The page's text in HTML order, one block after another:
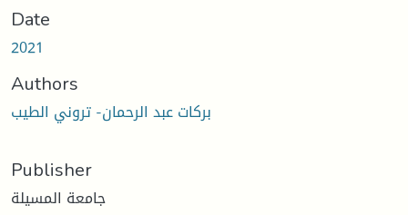
Date
2021
Authors
بركات عبد الرحمان- تروني الطيب
Publisher
جامعة المسيلة